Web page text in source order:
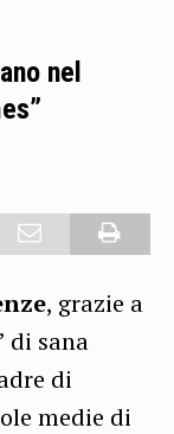
nel
, grazie a
di sana
di
medie di